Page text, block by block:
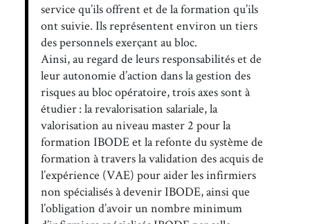
service qu’ils offrent et de la formation qu’ils
ont suivie. Ils représentent environ un tiers
des personnels exerçant au bloc.
Ainsi, au regard de leurs responsabilités et de
leur autonomie d’action dans la gestion des
risques au bloc opératoire, trois axes sont à
étudier : la revalorisation salariale, la
valorisation au niveau master 2 pour la
formation IBODE et la refonte du système de
formation à travers la validation des acquis de
l’expérience (VAE) pour aider les infirmiers
non spécialisés à devenir IBODE, ainsi que
l’obligation d’avoir un nombre minimum